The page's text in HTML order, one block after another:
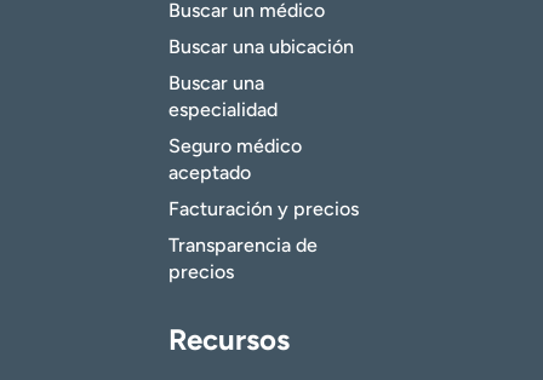
Buscar un médico
Buscar una ubicación
Buscar una
especialidad
Seguro médico
aceptado
Facturación y precios
Transparencia de
precios
Recursos